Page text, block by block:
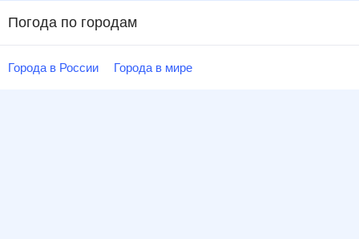
Погода по городам
Города в России Города в мире